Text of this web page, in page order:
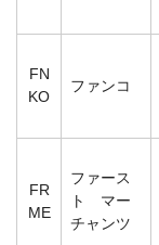
FN
KO
ファンコ
FR
ME
ファース
ト マー
チャンツ